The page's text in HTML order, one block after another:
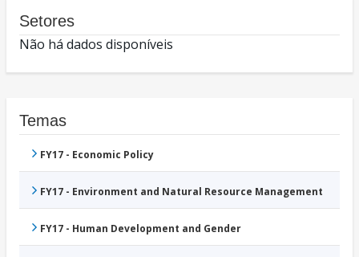
Setores
Não há dados disponíveis
Temas
FY17 - Economic Policy
FY17 - Environment and Natural Resource Management
FY17 - Human Development and Gender